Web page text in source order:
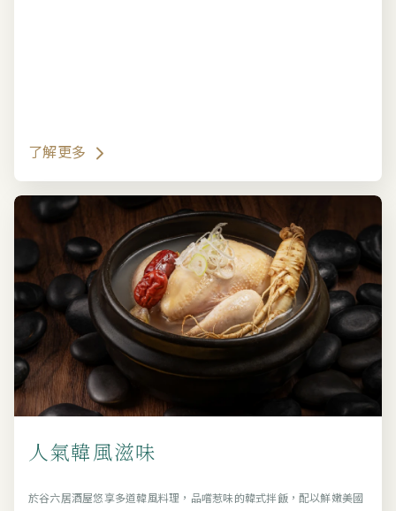
了解更多
人氣韓風滋味
於谷六居酒屋悠享多道韓風料理，品嚐惹味的韓式拌飯，配以鮮嫩美國